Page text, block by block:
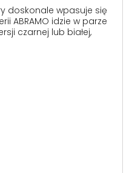
doskonale wpasuje się
ABRAMO idzie w parze
czarnej lub białej,